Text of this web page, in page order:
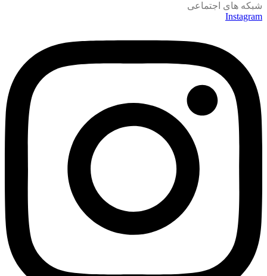
شبکه های اجتماعی
Instagram